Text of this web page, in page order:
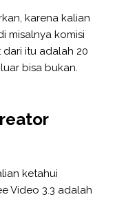
karena kalian
misalnya komisi
dari itu adalah 20
bisa bukan.
ketahui
Video 3.3 adalah